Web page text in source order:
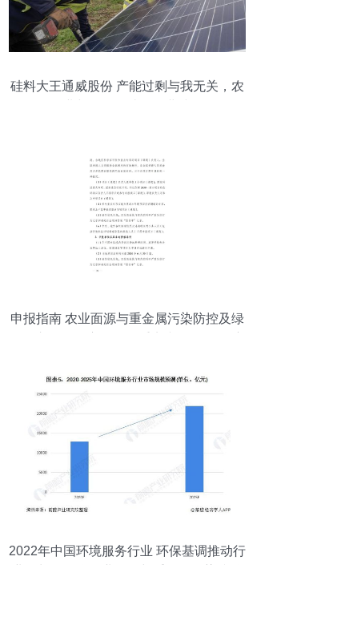
硅料大王通威股份 产能过剩与我无关，农
申报指南 农业面源与重金属污染防控及绿
2022年中国环境服务行业 环保基调推动行